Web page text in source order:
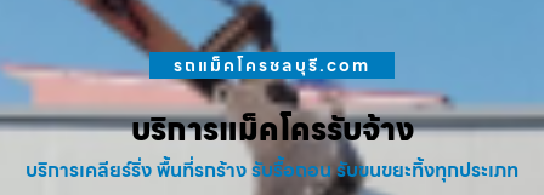
รถแม็คโครชลบุรี.com
บริการแม็คโครรับจ้าง
บริการเคลียร์ริ่ง พื้นที่รกร้าง รับรื้อถอน รับขนขยะทิ้งทุกประเภท